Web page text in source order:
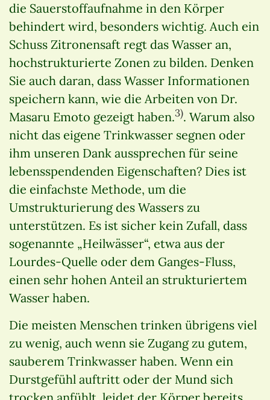
die Sauerstoffaufnahme in den Körper
behindert wird, besonders wichtig. Auch ein
Schuss Zitronensaft regt das Wasser an,
hochstrukturierte Zonen zu bilden. Denken
Sie auch daran, dass Wasser Informationen
speichern kann, wie die Arbeiten von Dr.
Masaru Emoto gezeigt haben.3). Warum also
nicht das eigene Trinkwasser segnen oder
ihm unseren Dank aussprechen für seine
lebensspendenden Eigenschaften? Dies ist
die einfachste Methode, um die
Umstrukturierung des Wassers zu
unterstützen. Es ist sicher kein Zufall, dass
sogenannte „Heilwässer“, etwa aus der
Lourdes-Quelle oder dem Ganges-Fluss,
einen sehr hohen Anteil an strukturiertem
Wasser haben.
Die meisten Menschen trinken übrigens viel
zu wenig, auch wenn sie Zugang zu gutem,
sauberem Trinkwasser haben. Wenn ein
Durstgefühl auftritt oder der Mund sich